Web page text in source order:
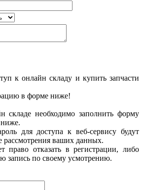
к онлайн складу и купить запчасти
в форме ниже!
складе необходимо заполнить форму
для доступа к веб-сервису будут
рассмотрения ваших данных.
право отказать в регистрации, либо
запись по своему усмотрению.